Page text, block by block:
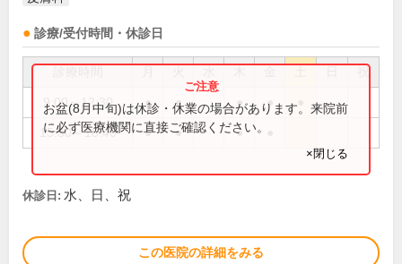
診療/受付時間・休診日
祝
9:00～12:30 ● ● ● ●
15:30～18:40 ● ● ●
お盆(8月中旬)は休診・休業の場合があります。来院前
に必ず医療機関に直接ご確認ください。
×閉じる
休診日: 水、日、祝
この医院の詳細をみる